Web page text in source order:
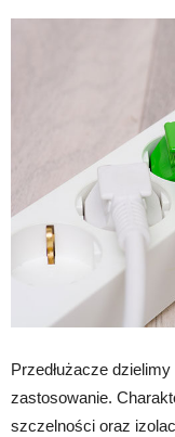
Przedłużacze
zastosowanie.
szczelności oraz